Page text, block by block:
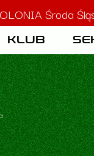
Środa
KLUB
HISTORIA
STATUT